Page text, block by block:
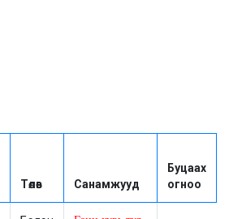
Төлөв Санамжууд
Буцаах
огноо